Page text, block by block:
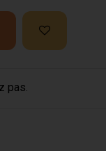
pas.